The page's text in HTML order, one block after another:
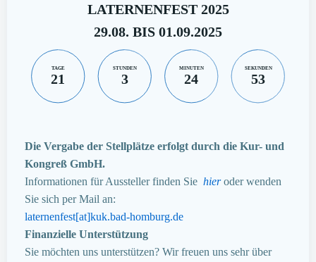
LATERNENFEST 2025
29.08. BIS 01.09.2025
TAGE
21
STUNDEN
3
MINUTEN
24
SEKUNDEN
52
Die Vergabe der Stellplätze erfolgt durch die Kur- und
Kongreß GmbH.
Informationen für Aussteller finden Sie hieroder wenden
Sie sich per Mail an:
laternenfest[at]kuk.bad-homburg.de
Finanzielle Unterstützung
Sie möchten uns unterstützen? Wir freuen uns sehr über